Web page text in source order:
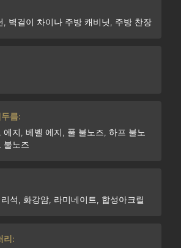
, 벽걸이 차이나 주방 캐비닛, 주방 찬장
름:
에지, 베벨 에지, 풀 불노즈, 하프 불노
불노즈
석, 화강암, 라미네이트, 합성아크릴
리: